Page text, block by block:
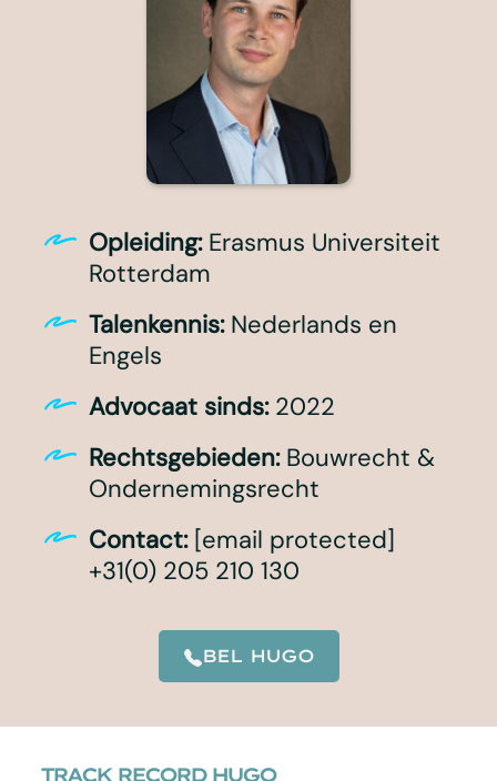
Opleiding:Erasmus Universiteit
Rotterdam
Talenkennis:Nederlands en
Engels
Advocaat sinds:2022
Rechtsgebieden:Bouwrecht &
Ondernemingsrecht
Contact: [email protected]
+31(0) 205 210 130
BEL HUGO
TRACK RECORD HUGO